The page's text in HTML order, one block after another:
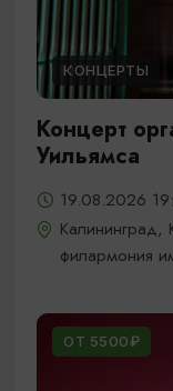
КОНЦЕРТЫ
Концерт
Уильямса
19.08.2026
Калининград,
филармония
ОТ 5500₽